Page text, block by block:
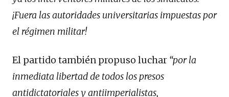
¡Fuera las autoridades universitarias impuestas por
el régimen militar!
El partido también propuso luchar “por la
inmediata libertad de todos los presos
antidictatoriales y antiimperialistas,